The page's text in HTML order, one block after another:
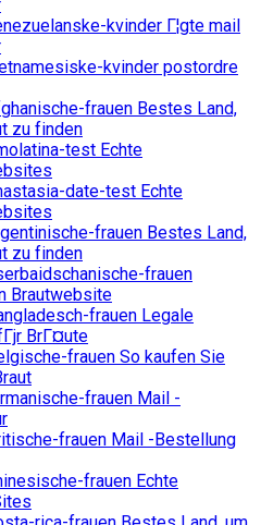
kvinder Г¦gte mail
kvinder postordre
frauen Bestes Land,
zu finden
test Echte
date-test Echte
frauen Bestes Land,
zu finden
frauen
Brautwebsite
frauen Legale
BrГ¤ute
frauen So kaufen Sie
frauen Mail -
frauen Mail -Bestellung
frauen Echte